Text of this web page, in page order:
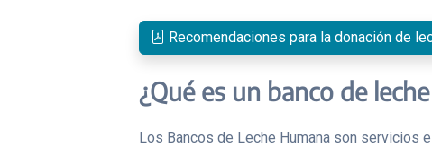
Recomendaciones para la donación de
¿Qué es un banco de
Los Bancos de Leche Humana son servicios